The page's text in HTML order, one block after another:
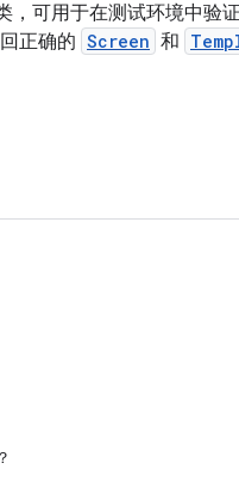
，可用于在测试环境中验
正确的 Screen 和